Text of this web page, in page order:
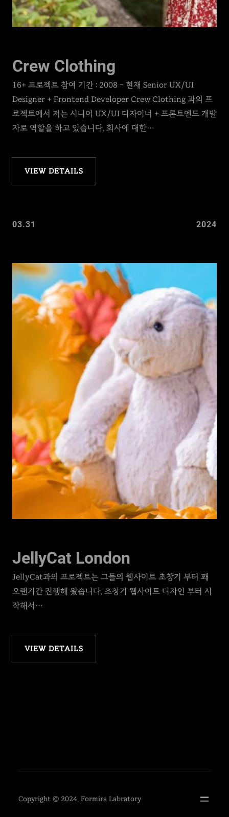
Crew Clothing
16+ 프로젝트 참여 기간 : 2008 – 현재 Senior UX/UI
Designer + Frontend Developer Crew Clothing 과의 프
로젝트에서 저는 시니어 UX/UI 디자이너 + 프론트엔드 개발
자로 역할을 하고 있습니다. 회사에 대한…
VIEW DETAILS
03.31 2024
JellyCat London
JellyCat과의 프로젝트는 그들의 웹사이트 초창기 부터 꽤
오랜기간 진행해 왔습니다. 초창기 웹사이트 디자인 부터 시
작해서…
VIEW DETAILS
Copyright © 2024. Formira Labratory